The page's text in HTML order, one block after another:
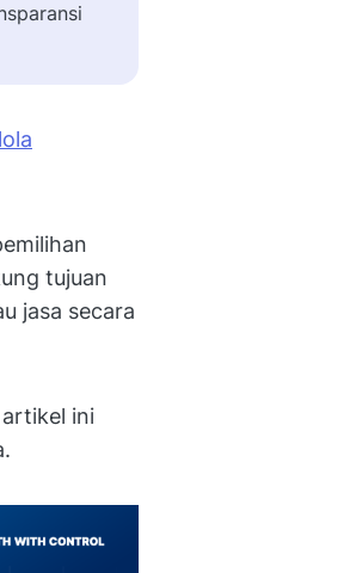
tujuan
jasa secara
ini